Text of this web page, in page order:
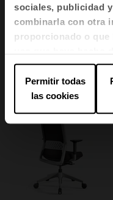
sociales, publicidad
combinarla con otra
proporcionado o que
Permitir todas
las cookies
Productos